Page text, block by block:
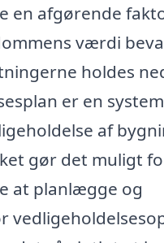
en afgørende
værdi
holdes
er en
af
gør det muligt
at planlægge og